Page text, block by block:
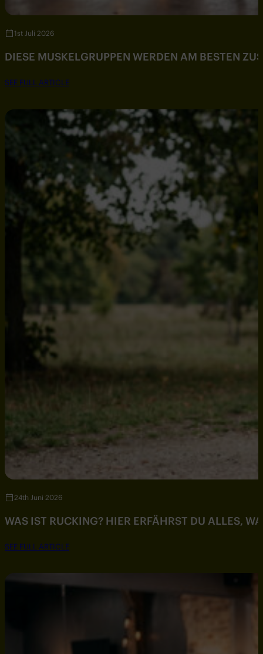
1st Juli 2026
DIESE MUSKELGRUPPEN WERDEN AM BESTEN
SEE FULL ARTICLE
24th Juni 2026
WAS IST RUCKING? HIER ERFÄHRST DU ALLES,
SEE FULL ARTICLE